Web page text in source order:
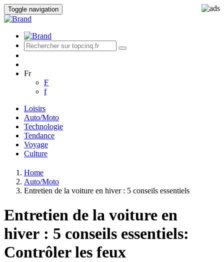
Toggle navigation
Fr
F
f
Loisirs
Auto/Moto
Technologie
Tendance
Voyage
Culture
Home
Auto/Moto
Entretien de la voiture en hiver : 5 conseils essentiels
Entretien de la voiture en
hiver : 5 conseils essentiels:
Contrôler les feux